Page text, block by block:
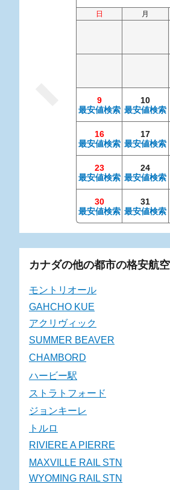
日 月
9
最安値検索
10
最安値検索
16
最安値検索
17
最安値検索
23
最安値検索
24
最安値検索
30
最安値検索
31
最安値検索
カナダの他の都市の格安航
モントリオール
GAHCHO KUE
アクリヴィック
SUMMER BEAVER
CHAMBORD
ハービー駅
ストラトフォード
ジョンキーレ
トルロ
RIVIERE A PIERRE
MAXVILLE RAIL STN
WYOMING RAIL STN